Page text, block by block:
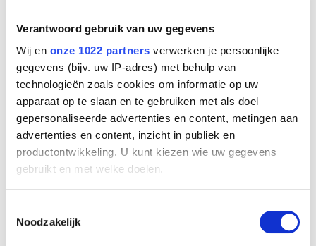
Verantwoord gebruik van uw gegevens
Wij en onze 1022 partners verwerken je persoonlijke
gegevens (bijv. uw IP-adres) met behulp van
technologieën zoals cookies om informatie op uw
apparaat op te slaan en te gebruiken met als doel
gepersonaliseerde advertenties en content, metingen aan
advertenties en content, inzicht in publiek en
productontwikkeling. U kunt kiezen wie uw gegevens
gebruikt en met welke doelen.
Informatie verzamelen over uw geografische
locatie, die tot een paar meter nauwkeurig kan zijn
Noodzakelijk